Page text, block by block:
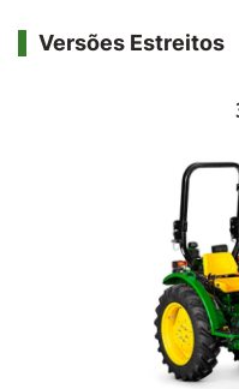
Versões Estreitos